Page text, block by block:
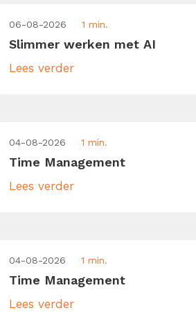
06-08-2026 1 min.
Slimmer werken met AI
Lees verder
04-08-2026 1 min.
Time Management
Lees verder
04-08-2026 1 min.
Time Management
Lees verder